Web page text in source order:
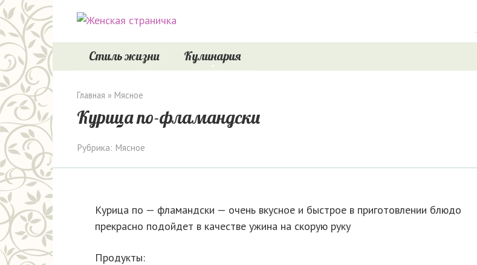
Перейти
к
контенту
Стиль жизни Кулинария
Главная » Мясное
Курица по-фламандски
Рубрика: Мясное
Курица по — фламандски — очень вкусное и быстрое в приготовлении блюдо
прекрасно подойдет в качестве ужина на скорую руку
Продукты: